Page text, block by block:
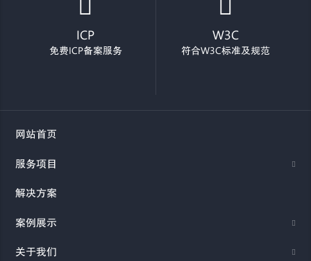
ICP
免费ICP备案服务
W3C
符合W3C标准及规范
网站首页
服务项目
解决方案
案例展示
关于我们